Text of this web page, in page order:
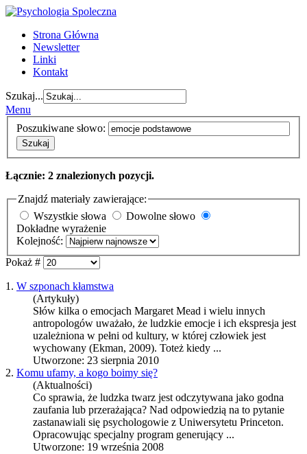
Strona Główna
Newsletter
Linki
Kontakt
Szukaj...
Menu
Poszukiwane słowo:
Szukaj
Łącznie: 2 znalezionych pozycji.
Znajdź materiały zawierające:
Wszystkie słowa
Dowolne słowo
Dokładne wyrażenie
Kolejność:
Pokaż #
1. W szponach kłamstwa
(Artykuły)
Słów kilka o emocjach Margaret Mead i wielu innych
antropologów uważało, że ludzkie emocje i ich ekspresja jest
uzależniona w pełni od kultury, w której człowiek jest
wychowany (Ekman, 2009). Toteż kiedy ...
Utworzone: 23 sierpnia 2010
2. Komu ufamy, a kogo boimy się?
(Aktualności)
Co sprawia, że ludzka twarz jest odczytywana jako godna
zaufania lub przerażająca? Nad odpowiedzią na to pytanie
zastanawiali się psychologowie z Uniwersytetu Princeton.
Opracowując specjalny program generujący ...
Utworzone: 19 września 2008